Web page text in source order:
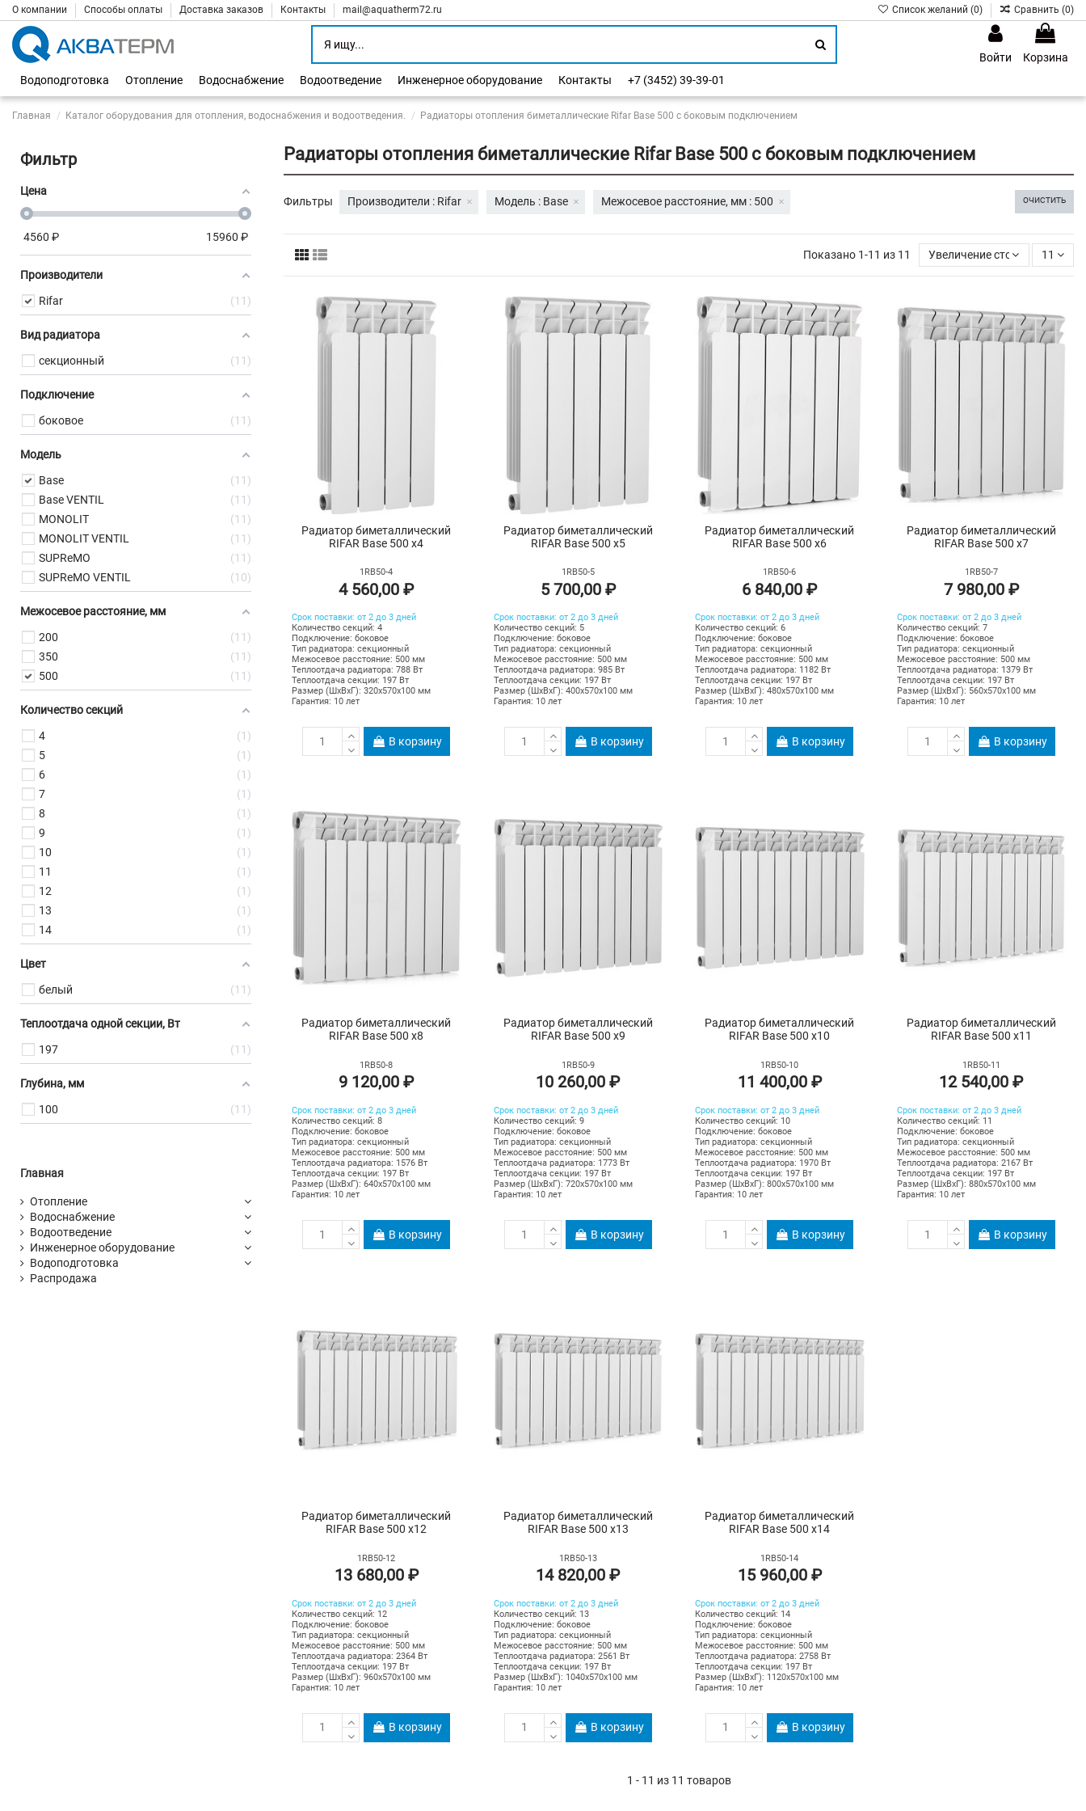
О компании Способы оплаты Доставка заказов Контакты mail@aquatherm72.ru Список желаний (0) Сравнить (0)
Войти
Корзина
Водоподготовка
Отопление Водоснабжение Водоотведение Инженерное оборудование Контакты +7 (3452) 39-39-01
Главная Каталог оборудования для отопления, водоснабжения и водоотведения. Радиаторы отопления биметаллические Rifar Base 500 с боковым подключением
Радиаторы отопления биметаллические Rifar Base 500 с боковым подключением
Фильтры ОЧИСТИТЬ
Производители : Rifar Модель : Base Межосевое расстояние, мм : 500
Показано 1-11 из 11 Увеличение стоимости
11
Радиатор биметаллический
RIFAR Base 500 х4
1RB50-4
4 560,00 ₽
Срок поставки: от 2 до 3 дней
Количество секций: 4
Подключение: боковое
Тип радиатора: секционный
Межосевое расстояние: 500 мм
Теплоотдача радиатора: 788 Вт
Теплоотдача секции: 197 Вт
Размер (ШхВхГ): 320х570х100 мм
Гарантия: 10 лет
В корзину
Радиатор биметаллический
RIFAR Base 500 х5
1RB50-5
5 700,00 ₽
Срок поставки: от 2 до 3 дней
Количество секций: 5
Подключение: боковое
Тип радиатора: секционный
Межосевое расстояние: 500 мм
Теплоотдача радиатора: 985 Вт
Теплоотдача секции: 197 Вт
Размер (ШхВхГ): 400х570х100 мм
Гарантия: 10 лет
В корзину
Радиатор биметаллический
RIFAR Base 500 х6
1RB50-6
6 840,00 ₽
Срок поставки: от 2 до 3 дней
Количество секций: 6
Подключение: боковое
Тип радиатора: секционный
Межосевое расстояние: 500 мм
Теплоотдача радиатора: 1182 Вт
Теплоотдача секции: 197 Вт
Размер (ШхВхГ): 480х570х100 мм
Гарантия: 10 лет
В корзину
Радиатор биметаллический
RIFAR Base 500 х7
1RB50-7
7 980,00 ₽
Срок поставки: от 2 до 3 дней
Количество секций: 7
Подключение: боковое
Тип радиатора: секционный
Межосевое расстояние: 500 мм
Теплоотдача радиатора: 1379 Вт
Теплоотдача секции: 197 Вт
Размер (ШхВхГ): 560х570х100 мм
Гарантия: 10 лет
В корзину
Радиатор биметаллический
RIFAR Base 500 х8
1RB50-8
9 120,00 ₽
Срок поставки: от 2 до 3 дней
Количество секций: 8
Подключение: боковое
Тип радиатора: секционный
Межосевое расстояние: 500 мм
Теплоотдача радиатора: 1576 Вт
Теплоотдача секции: 197 Вт
Размер (ШхВхГ): 640х570х100 мм
Гарантия: 10 лет
В корзину
Радиатор биметаллический
RIFAR Base 500 х9
1RB50-9
10 260,00 ₽
Срок поставки: от 2 до 3 дней
Количество секций: 9
Подключение: боковое
Тип радиатора: секционный
Межосевое расстояние: 500 мм
Теплоотдача радиатора: 1773 Вт
Теплоотдача секции: 197 Вт
Размер (ШхВхГ): 720х570х100 мм
Гарантия: 10 лет
В корзину
Радиатор биметаллический
RIFAR Base 500 х10
1RB50-10
11 400,00 ₽
Срок поставки: от 2 до 3 дней
Количество секций: 10
Подключение: боковое
Тип радиатора: секционный
Межосевое расстояние: 500 мм
Теплоотдача радиатора: 1970 Вт
Теплоотдача секции: 197 Вт
Размер (ШхВхГ): 800х570х100 мм
Гарантия: 10 лет
В корзину
Радиатор биметаллический
RIFAR Base 500 х11
1RB50-11
12 540,00 ₽
Срок поставки: от 2 до 3 дней
Количество секций: 11
Подключение: боковое
Тип радиатора: секционный
Межосевое расстояние: 500 мм
Теплоотдача радиатора: 2167 Вт
Теплоотдача секции: 197 Вт
Размер (ШхВхГ): 880х570х100 мм
Гарантия: 10 лет
В корзину
Радиатор биметаллический
RIFAR Base 500 х12
1RB50-12
13 680,00 ₽
Срок поставки: от 2 до 3 дней
Количество секций: 12
Подключение: боковое
Тип радиатора: секционный
Межосевое расстояние: 500 мм
Теплоотдача радиатора: 2364 Вт
Теплоотдача секции: 197 Вт
Размер (ШхВхГ): 960х570х100 мм
Гарантия: 10 лет
В корзину
Радиатор биметаллический
RIFAR Base 500 х13
1RB50-13
14 820,00 ₽
Срок поставки: от 2 до 3 дней
Количество секций: 13
Подключение: боковое
Тип радиатора: секционный
Межосевое расстояние: 500 мм
Теплоотдача радиатора: 2561 Вт
Теплоотдача секции: 197 Вт
Размер (ШхВхГ): 1040х570х100 мм
Гарантия: 10 лет
В корзину
Радиатор биметаллический
RIFAR Base 500 х14
1RB50-14
15 960,00 ₽
Срок поставки: от 2 до 3 дней
Количество секций: 14
Подключение: боковое
Тип радиатора: секционный
Межосевое расстояние: 500 мм
Теплоотдача радиатора: 2758 Вт
Теплоотдача секции: 197 Вт
Размер (ШхВхГ): 1120х570х100 мм
Гарантия: 10 лет
В корзину
1 - 11 из 11 товаров
Фильтр
Цена
4560 ₽ 15960 ₽
Производители
Rifar
11
Вид радиатора
секционный
11
Подключение
боковое
11
Модель
Base
11
Base VENTIL
11
MONOLIT
11
MONOLIT VENTIL
11
SUPReMO
11
SUPReMO VENTIL
10
Межосевое расстояние, мм
200
11
350
11
500
11
Количество секций
4
1
5
1
6
1
7
1
8
1
9
1
10
1
11
1
12
1
13
1
14
1
Цвет
белый
11
Теплоотдача одной секции, Вт
197
11
Глубина, мм
100
11
Главная
Отопление
Водоснабжение
Водоотведение
Инженерное оборудование
Водоподготовка
Распродажа